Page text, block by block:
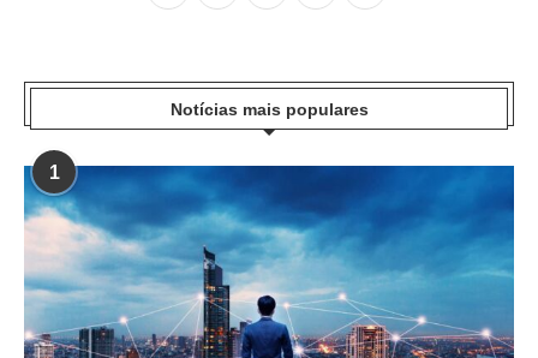
Notícias mais populares
1